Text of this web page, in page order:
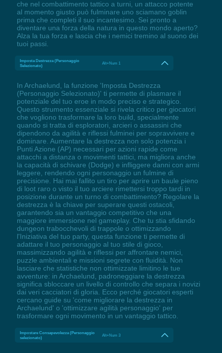
che nel combattimento tattico a turni, un attacco potente
al momento giusto può fulminare uno sciamano goblin
prima che completi il suo incantesimo. Sei pronto a
diventare una forza della natura in questo mondo aperto?
Alza la tua forza e lascia che i nemici tremino al suono dei
tuoi passi.
Imposta Destrezza (Personaggio
Selezionato)
Alt+Num 1
In Archaelund, la funzione 'Imposta Destrezza
(Personaggio Selezionato)' ti permette di plasmare il
potenziale del tuo eroe in modo preciso e strategico.
Questo strumento essenziale si rivela critico per giocatori
che vogliono trasformare la loro build, specialmente
quando si tratta di esploratori, arcieri o assassini che
dipendono da agilità e riflessi fulminei per sopravvivere e
dominare. Aumentare la destrezza non solo potenzia i
Punti Azione (AP) necessari per azioni rapide come
attacchi a distanza o movimenti tattici, ma migliora anche
la capacità di schivare (Dodge) e infliggere danni con armi
leggere, rendendo ogni personaggio un fulmine di
precisione. Hai mai fallito un tiro per aprire un baule pieno
di loot raro o visto il tuo arciere rimettersi troppo tardi in
posizione durante un turno di combattimento? Regolare la
destrezza è la chiave per superare questi ostacoli,
garantendo sia un vantaggio competitivo che una
maggiore immersione nel gameplay. Che tu stia sfidando
dungeon trabocchevoli di trappole o ottimizzando
l'Iniziativa del tuo party, questa funzione ti permette di
adattare il tuo personaggio al tuo stile di gioco,
massimizzando agilità e riflessi per affrontare nemici,
puzzle ambientali e missioni segrete con fluidità. Non
lasciare che statistiche non ottimizzate limitino le tue
avventure: in Archaelund, padroneggiare la destrezza
significa sbloccare un livello di controllo che separa i novizi
dai veri cacciatori di gloria. Ecco perché giocatori esperti
cercano guide su 'come migliorare la destrezza in
Archaelund' o 'ottimizzare agilità personaggio' per
trasformare ogni movimento in un vantaggio tattico.
Impostare Consapevolezza (Personaggio
selezionato)
Alt+Num 3